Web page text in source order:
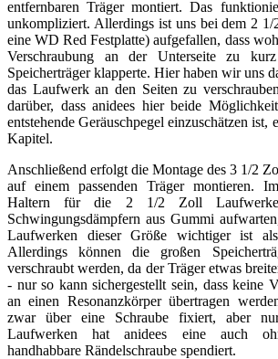
entfernbaren Träger montiert. Das
unkompliziert. Allerdings ist uns bei dem 2
eine WD Red Festplatte) aufgefallen, dass
Verschraubung an der Unterseite zu
Speicherträger klapperte. Hier haben wir uns
das Laufwerk an den Seiten zu
darüber, dass anidees hier beide
entstehende Geräuschpegel einzuschätzen ist,
Kapitel.
Anschließend erfolgt die Montage des 3 1/2
auf einem passenden Träger montieren.
Haltern für die 2 1/2 Zoll
Schwingungsdämpfern aus Gummi
Laufwerken dieser Größe wichtiger ist
Allerdings können die großen
verschraubt werden, da der Träger etwas
- nur so kann sichergestellt sein, dass keine
an einen Resonanzkörper übertragen
zwar über eine Schraube fixiert, aber
Laufwerken hat anidees eine auch
handhabbare Rändelschraube spendiert.